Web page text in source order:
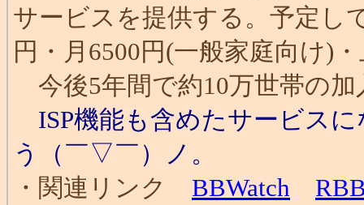
サービスを提供する。予定し
円・月6500円(一般家庭向け)
今後5年間で約10万世帯の加
ISP機能も含めたサービス
う（￣▽￣）ノ。
・関連リンク BBWatch